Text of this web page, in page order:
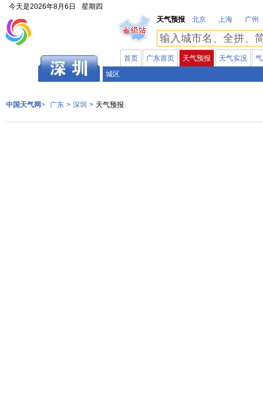
今天是2026年8月6日
星期四
天气预报
北京 上海 广州
首页 广东首页 天气预报 天气实况
城区
中国天气网> 广东 > 深圳 > 天气预报